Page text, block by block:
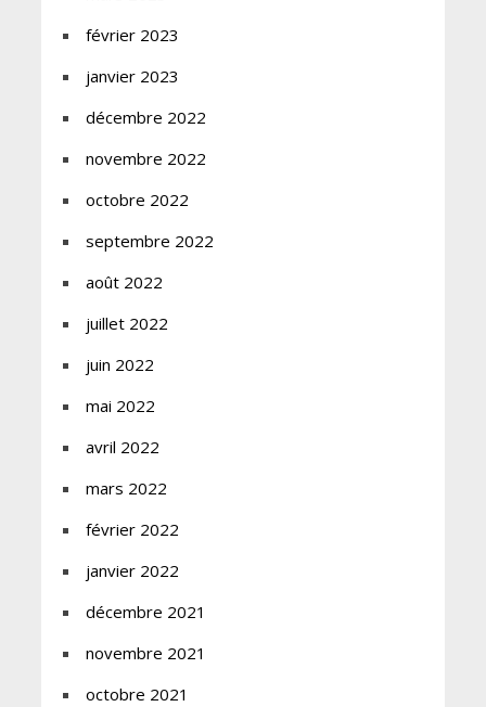
février 2023
janvier 2023
décembre 2022
novembre 2022
octobre 2022
septembre 2022
août 2022
juillet 2022
juin 2022
mai 2022
avril 2022
mars 2022
février 2022
janvier 2022
décembre 2021
novembre 2021
octobre 2021